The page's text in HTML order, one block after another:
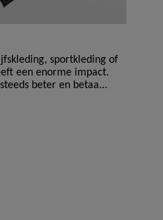
sportkleding of
een enorme impact.
beter en betaa...